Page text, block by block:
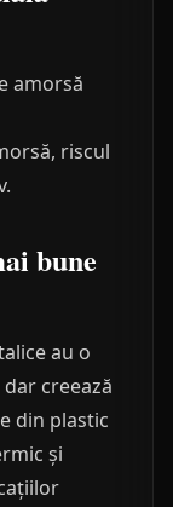
amorsă
riscul
bune
au o
creează
din plastic
și